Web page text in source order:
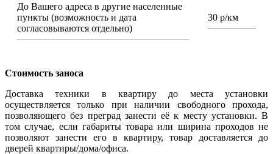
До Вашего адреса в другие населенные
пункты (возможность и дата
согласовываются отдельно)
30 р/км
Стоимость заноса
Доставка техники в квартиру до места установки
осуществляется только при наличии свободного прохода,
позволяющего без преград занести её к месту установки. В
том случае, если габариты товара или ширина проходов не
позволяют занести его в квартиру, товар доставляется до
дверей квартиры/дома/офиса.